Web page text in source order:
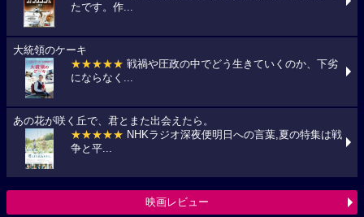
たです。作...
大統領のケーキ
★★★★★ 戦禍や圧政の中でどう生きていくのか、下劣
にならなく...
あの花が咲く丘で、君とまた出会えたら。
★★★★★ NHKラジオ深夜便明日への言葉,夏の特集は戦
争と平...
映画レビュー